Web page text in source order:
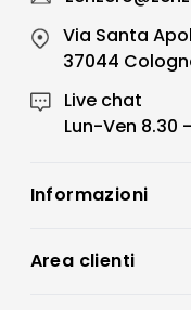
Via Santa
37044
Live chat
Lun-Ven 8.30
Informazioni
Condizioni di vendita
Area clienti